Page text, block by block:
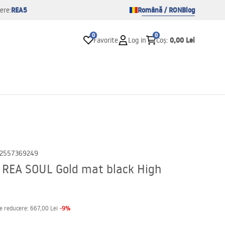
REA5 Română / RONBlog
0
Favorite Log in
0
Coș: 0,00 Lei
SOUL Gold mat black High
reducere: 667,00 Lei -9%